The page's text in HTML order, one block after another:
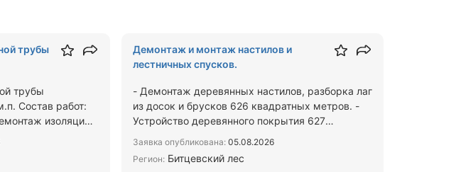
трубы
трубы
Состав работ:
изоляции,
Демонтаж и монтаж настилов и
лестничных спусков.
- Демонтаж деревянных настилов, разборка лаг
из досок и брусков 626 квадратных метров. -
Устройство деревянного покрытия 627
Заявка опубликована:05.08.2026
Регион:Битцевский лес